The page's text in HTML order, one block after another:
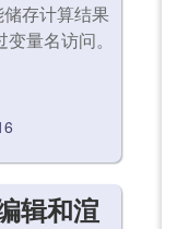
存计算结果
量名访问。
辑和渲